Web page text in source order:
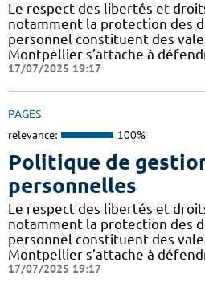
Le respect des libertés et
notamment la protection des
personnel constituent des
Montpellier s’attache à
17/07/2025 19:17
PAGES
relevance: 100%
Politique de
personnelles
Le respect des libertés et
notamment la protection des
personnel constituent des
Montpellier s’attache à
17/07/2025 19:17